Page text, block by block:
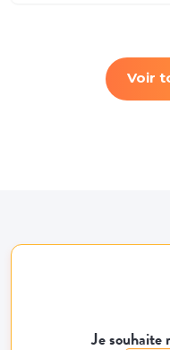
Voir
Je souhaite